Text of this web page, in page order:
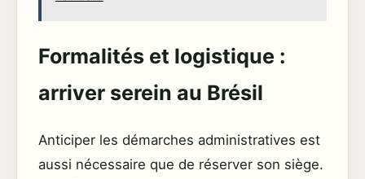
Formalités et logistique :
arriver serein au Brésil
Anticiper les démarches administratives est
aussi nécessaire que de réserver son siège.